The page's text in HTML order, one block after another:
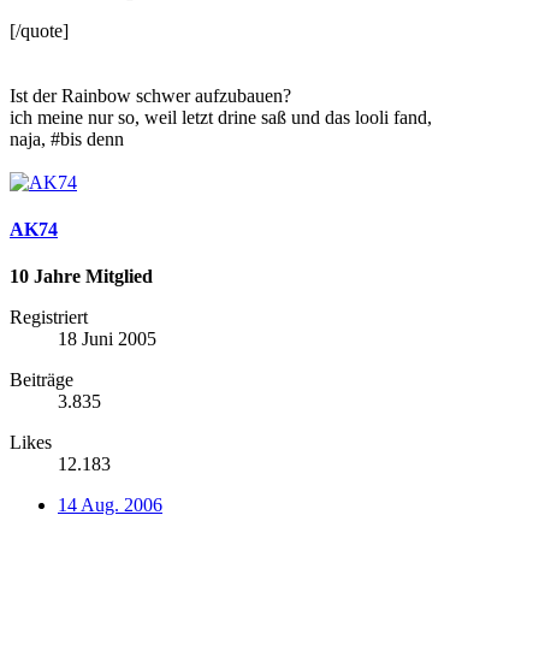
[/quote]
Ist der Rainbow schwer aufzubauen?
ich meine nur so, weil letzt drine saß und das looli fand,
naja, #bis denn
AK74
10 Jahre Mitglied
Registriert
18 Juni 2005
Beiträge
3.835
Likes
12.183
14 Aug. 2006